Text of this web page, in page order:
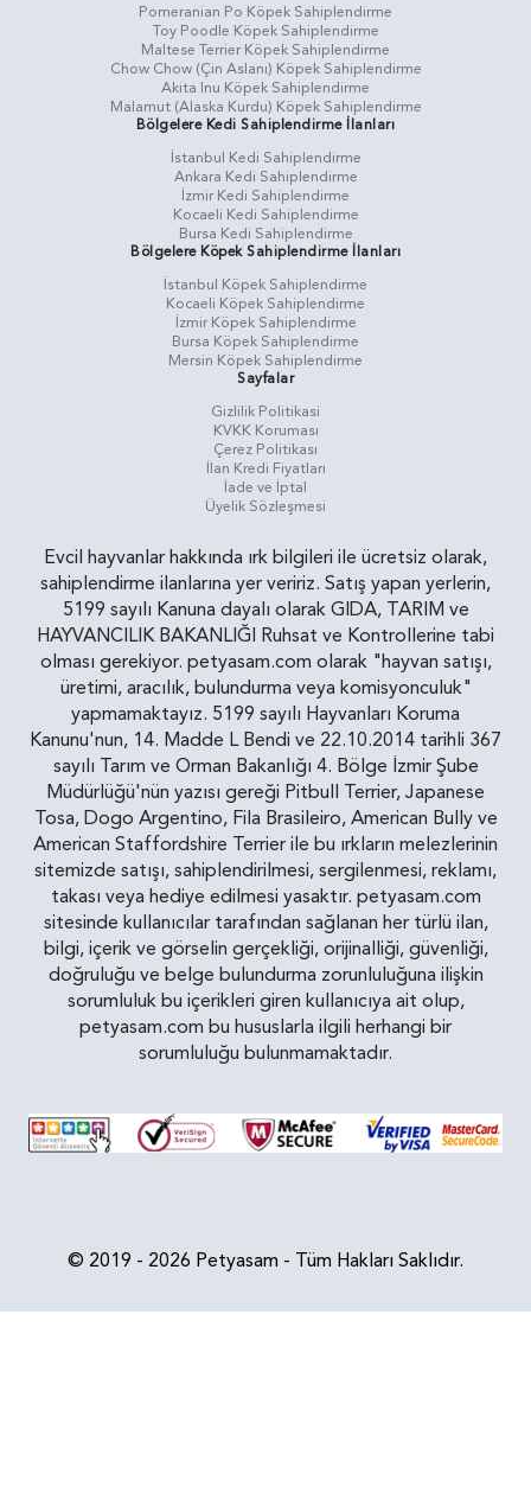
Pomeranian Po Köpek Sahiplendirme
Toy Poodle Köpek Sahiplendirme
Maltese Terrier Köpek Sahiplendirme
Chow Chow (Çin Aslanı) Köpek Sahiplendirme
Akita Inu Köpek Sahiplendirme
Malamut (Alaska Kurdu) Köpek Sahiplendirme
Bölgelere Kedi Sahiplendirme İlanları
İstanbul Kedi Sahiplendirme
Ankara Kedi Sahiplendirme
İzmir Kedi Sahiplendirme
Kocaeli Kedi Sahiplendirme
Bursa Kedi Sahiplendirme
Bölgelere Köpek Sahiplendirme İlanları
İstanbul Köpek Sahiplendirme
Kocaeli Köpek Sahiplendirme
İzmir Köpek Sahiplendirme
Bursa Köpek Sahiplendirme
Mersin Köpek Sahiplendirme
Sayfalar
Gizlilik Politikasi
KVKK Koruması
Çerez Politikası
İlan Kredi Fiyatları
İade ve İptal
Üyelik Sözleşmesi
Evcil hayvanlar hakkında ırk bilgileri ile ücretsiz olarak,
sahiplendirme ilanlarına yer veririz. Satış yapan yerlerin,
5199 sayılı Kanuna dayalı olarak GIDA, TARIM ve
HAYVANCILIK BAKANLIĞI Ruhsat ve Kontrollerine tabi
olması gerekiyor. petyasam.com olarak "hayvan satışı,
üretimi, aracılık, bulundurma veya komisyonculuk"
yapmamaktayız. 5199 sayılı Hayvanları Koruma
Kanunu'nun, 14. Madde L Bendi ve 22.10.2014 tarihli 367
sayılı Tarım ve Orman Bakanlığı 4. Bölge İzmir Şube
Müdürlüğü'nün yazısı gereği Pitbull Terrier, Japanese
Tosa, Dogo Argentino, Fila Brasileiro, American Bully ve
American Staffordshire Terrier ile bu ırkların melezlerinin
sitemizde satışı, sahiplendirilmesi, sergilenmesi, reklamı,
takası veya hediye edilmesi yasaktır. petyasam.com
sitesinde kullanıcılar tarafından sağlanan her türlü ilan,
bilgi, içerik ve görselin gerçekliği, orijinalliği, güvenliği,
doğruluğu ve belge bulundurma zorunluluğuna ilişkin
sorumluluk bu içerikleri giren kullanıcıya ait olup,
petyasam.com bu hususlarla ilgili herhangi bir
sorumluluğu bulunmamaktadır.
© 2019 - 2026 Petyasam - Tüm Hakları Saklıdır.